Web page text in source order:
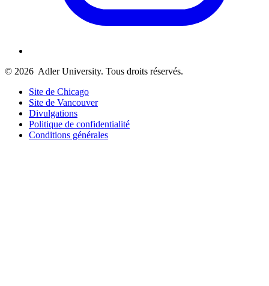
© 2026 Adler University. Tous droits réservés.
Site de Chicago
Site de Vancouver
Divulgations
Politique de confidentialité
Conditions générales